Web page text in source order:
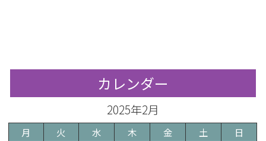
カレンダー
2025年2月
月 火 水 木 金 土 日